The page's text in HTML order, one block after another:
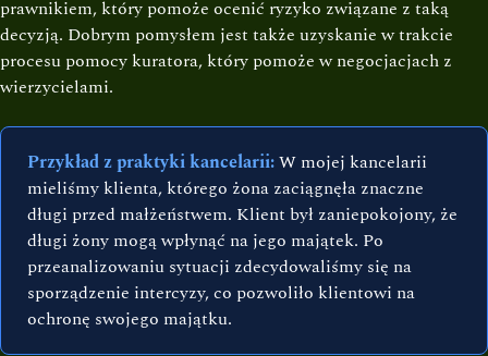
prawnikiem, który pomoże ocenić ryzyko związane z taką
decyzją. Dobrym pomysłem jest także uzyskanie w trakcie
procesu pomocy kuratora, który pomoże w negocjacjach z
wierzycielami.
Przykład z praktyki kancelarii:W mojej kancelarii
mieliśmy klienta, którego żona zaciągnęła znaczne
długi przed małżeństwem. Klient był zaniepokojony, że
długi żony mogą wpłynąć na jego majątek. Po
przeanalizowaniu sytuacji zdecydowaliśmy się na
sporządzenie intercyzy, co pozwoliło klientowi na
ochronę swojego majątku.